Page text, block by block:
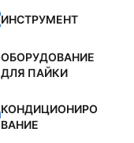
ИНСТРУМЕНТ
ОБОРУДОВАНИЕ
ДЛЯ ПАЙКИ
КОНДИЦИОНИРО
ВАНИЕ